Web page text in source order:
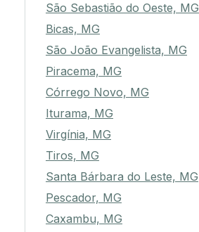
São Sebastião do Oeste, MG
Bicas, MG
São João Evangelista, MG
Piracema, MG
Córrego Novo, MG
Iturama, MG
Virgínia, MG
Tiros, MG
Santa Bárbara do Leste, MG
Pescador, MG
Caxambu, MG